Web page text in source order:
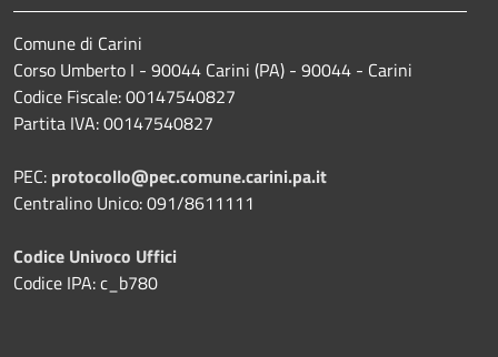
Comune di Carini
Corso Umberto I - 90044 Carini (PA) - 90044 - Carini
Codice Fiscale: 00147540827
Partita IVA: 00147540827
PEC: protocollo@pec.comune.carini.pa.it
Centralino Unico: 091/8611111
Codice Univoco Uffici
Codice IPA: c_b780